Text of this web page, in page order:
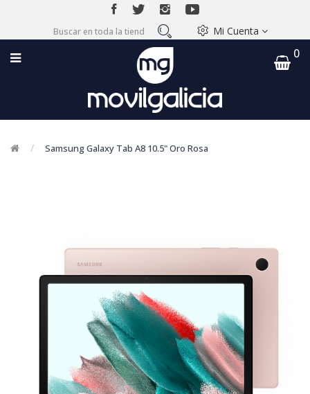
Mi Cuenta
0
Samsung Galaxy Tab A8 10.5" Oro Rosa